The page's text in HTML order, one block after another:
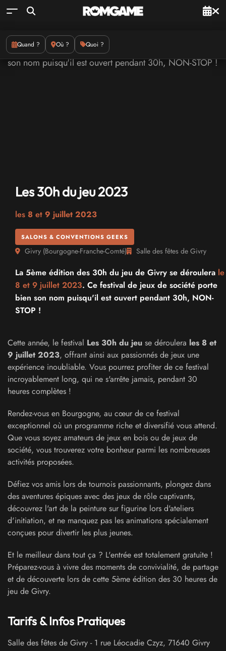
Quand ? Où ? Quoi ?
Les 30h du jeu 2023
les 8 et 9 juillet 2023
SALONS & CONVENTIONS GEEKS
Givry (Bourgogne-Franche-Comté) Salle des fêtes de Givry
La 5ème édition des 30h du jeu de Givry se déroulera le
8 et 9 juillet 2023. Ce festival de jeux de société porte
bien son nom puisqu'il est ouvert pendant 30h, NON-
STOP !
Cette année, le festival Les 30h du jeu se déroulera les 8 et
9 juillet 2023, offrant ainsi aux passionnés de jeux une
expérience inoubliable. Vous pourrez profiter de ce festival
incroyablement long, qui ne s'arrête jamais, pendant 30
heures complètes !
Rendez-vous en Bourgogne, au cœur de ce festival
exceptionnel où un programme riche et diversifié vous attend.
Que vous soyez amateurs de jeux en bois ou de jeux de
société, vous trouverez votre bonheur parmi les nombreuses
activités proposées.
Défiez vos amis lors de tournois passionnants, plongez dans
des aventures épiques avec des jeux de rôle captivants,
découvrez l'art de la peinture sur figurine lors d'ateliers
d'initiation, et ne manquez pas les animations spécialement
conçues pour divertir les plus jeunes.
Et le meilleur dans tout ça ? L'entrée est totalement gratuite !
Préparez-vous à vivre des moments de convivialité, de partage
et de découverte lors de cette 5ème édition des 30 heures de
jeu de Givry.
Tarifs & Infos Pratiques
Salle des fêtes de Givry - 1 rue Léocadie Czyz, 71640 Givry